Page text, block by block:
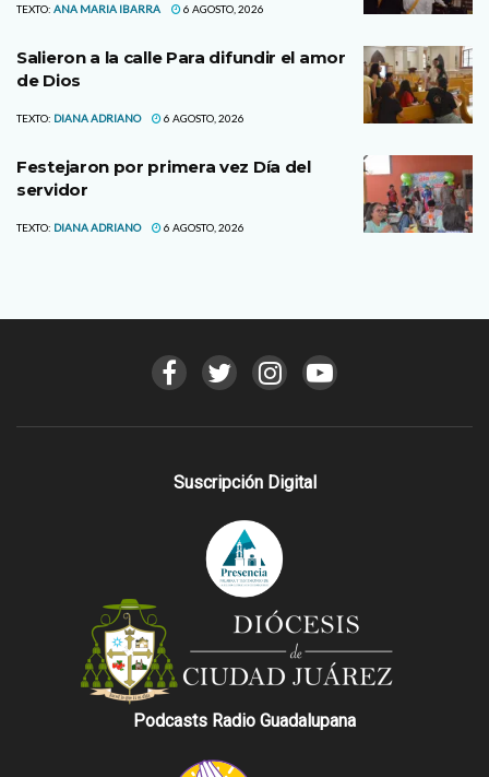
TEXTO: ANA MARIA IBARRA 6 AGOSTO, 2026
Salieron a la calle Para difundir el amor
de Dios
TEXTO: DIANA ADRIANO 6 AGOSTO, 2026
Festejaron por primera vez Día del
servidor
TEXTO: DIANA ADRIANO 6 AGOSTO, 2026
Suscripción Digital
Podcasts Radio Guadalupana